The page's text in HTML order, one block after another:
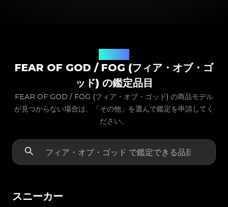
FEAR OF GOD / FOG (フィア・オブ・ゴ
ッド) の鑑定品目
FEAR OF GOD / FOG (フィア・オブ・ゴッド) の商品モデル
が見つからない場合は、「その他」を選んで鑑定を申請してく
ださい。
スニーカー